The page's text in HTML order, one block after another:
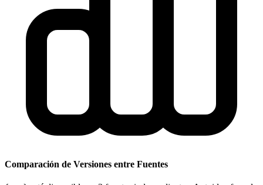
Comparación de Versiones entre Fuentes